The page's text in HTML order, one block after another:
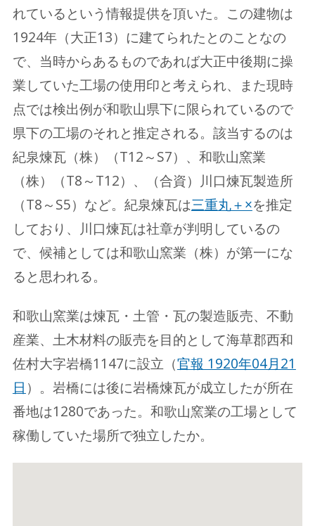
れているという情報提供を頂いた。この建物は
1924年（大正13）に建てられたとのことなの
で、当時からあるものであれば大正中後期に操
業していた工場の使用印と考えられ、また現時
点では検出例が和歌山県下に限られているので
県下の工場のそれと推定される。該当するのは
紀泉煉瓦（株）（T12～S7）、和歌山窯業
（株）（T8～T12）、（合資）川口煉瓦製造所
（T8～S5）など。紀泉煉瓦は三重丸＋×を推定
しており、川口煉瓦は社章が判明しているの
で、候補としては和歌山窯業（株）が第一にな
ると思われる。
和歌山窯業は煉瓦・土管・瓦の製造販売、不動
産業、土木材料の販売を目的として海草郡西和
佐村大字岩橋1147に設立（官報 1920年04月21
日 ）。岩橋には後に岩橋煉瓦が成立したが所在
番地は1280であった。和歌山窯業の工場として
稼働していた場所で独立したか。